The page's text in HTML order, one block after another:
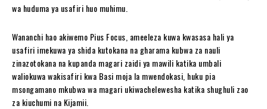
wa huduma ya usafiri huo muhimu.
Wananchi hao akiwemo Pius Focus, ameeleza kuwa kwasasa hali ya
usafiri imekuwa ya shida kutokana na gharama kubwa za nauli
zinazotokana na kupanda magari zaidi ya mawili katika umbali
waliokuwa wakisafiri kwa Basi moja la mwendokasi, huku pia
msongamano mkubwa wa magari ukiwachelewesha katika shughuli zao
za kiuchumi na Kijamii.